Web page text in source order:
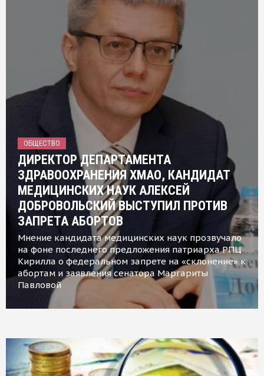
ОБЩЕСТВО
ДИРЕКТОР ДЕПАРТАМЕНТА
ЗДРАВООХРАНЕНИЯ ХМАО, КАНДИДАТ
МЕДИЦИНСКИХ НАУК АЛЕКСЕЙ
ДОБРОВОЛЬСКИЙ ВЫСТУПИЛ ПРОТИВ
ЗАПРЕТА АБОРТОВ
Мнение кандидата медицинских наук прозвучало
на фоне последнего предложения патриарха РПЦ
Кирилла о федеральном запрете на «склонение» к
абортам и заявления сенатора Маргариты
Павловой